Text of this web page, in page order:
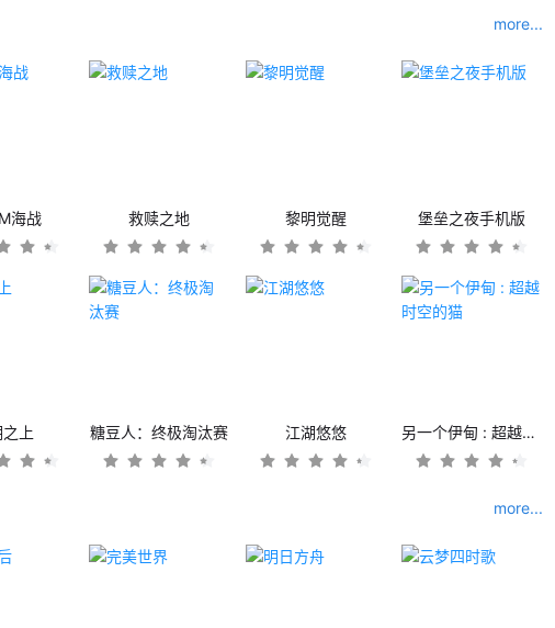
more...
海战 救赎之地 黎明觉醒 堡垒之夜手机版
上 糖豆人：终极淘汰赛 江湖悠悠 另一个伊甸 : 超越时空的猫
more...